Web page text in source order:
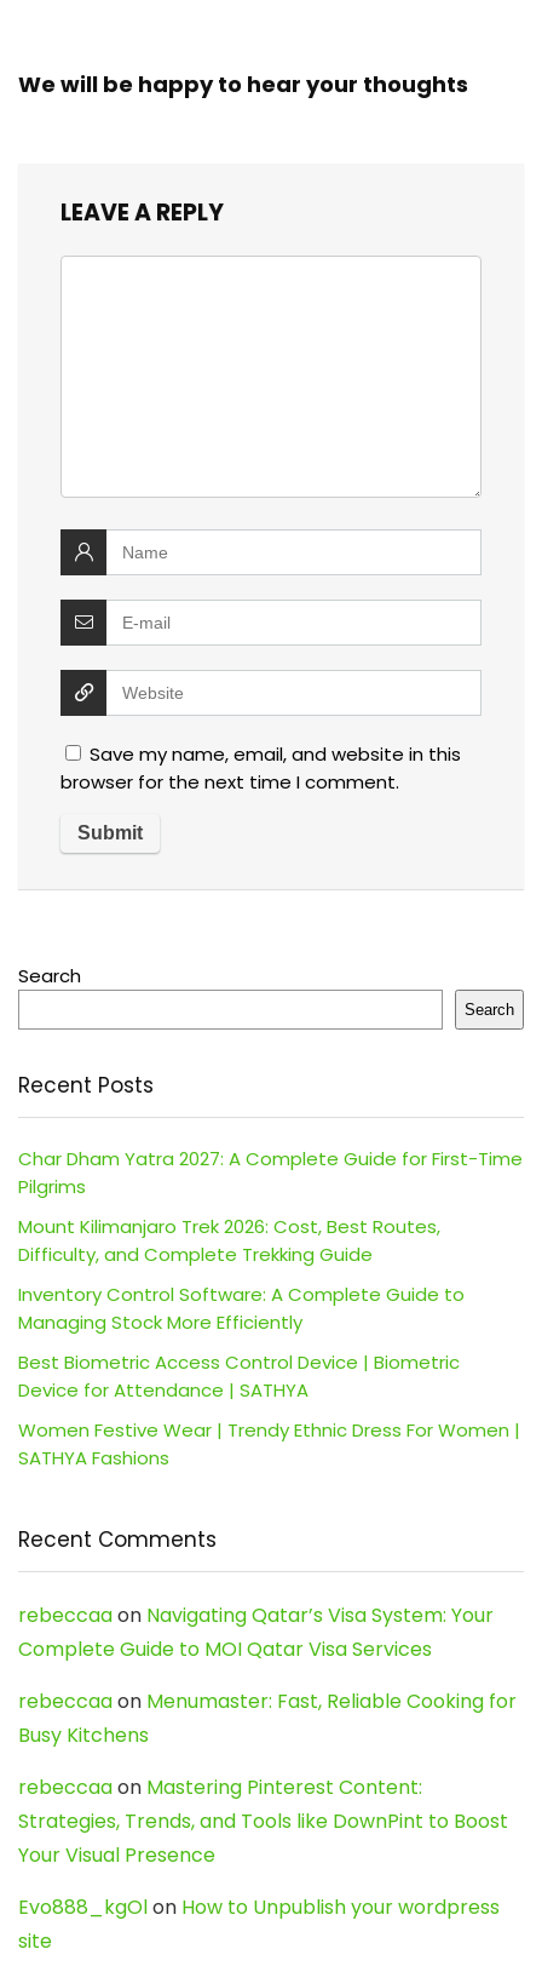
We will be happy to hear your thoughts
LEAVE A REPLY
Save my name, email, and website in this
browser for the next time I comment.
Search
Search
Recent Posts
Char Dham Yatra 2027: A Complete Guide for First-Time
Pilgrims
Mount Kilimanjaro Trek 2026: Cost, Best Routes,
Difficulty, and Complete Trekking Guide
Inventory Control Software: A Complete Guide to
Managing Stock More Efficiently
Best Biometric Access Control Device | Biometric
Device for Attendance | SATHYA
Women Festive Wear | Trendy Ethnic Dress For Women |
SATHYA Fashions
Recent Comments
rebeccaaon Navigating Qatar’s Visa System: Your
Complete Guide to MOI Qatar Visa Services
rebeccaaon Menumaster: Fast, Reliable Cooking for
Busy Kitchens
rebeccaaon Mastering Pinterest Content:
Strategies, Trends, and Tools like DownPint to Boost
Your Visual Presence
Evo888_kgOlon How to Unpublish your wordpress
site